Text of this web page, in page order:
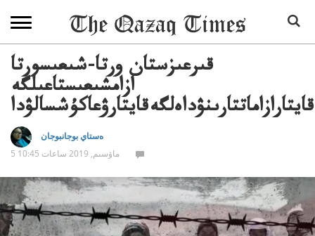
قىرعىزستان ورتا-شىعىسورتا
ازامشىعىستاعىلگە
قايتارازاماتتارىنۋداەلگەقايتارۋعاكۇشسالۋدا
ەستاي بوجانبوجان
5 ماۋسىم, 2019 ساعات 10:45